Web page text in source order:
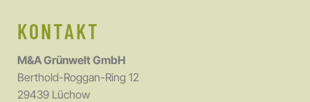
KONTAKT
M&A Grünwelt GmbH
Berthold-Roggan-Ring 12
29439 Lüchow